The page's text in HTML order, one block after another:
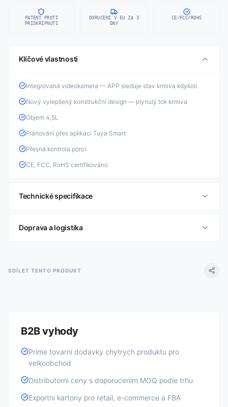
PATENT PROTI
PRISKRIPNUTI
DORUCENI V EU ZA 3
DNY
CE/FCC/ROHS
Klíčové vlastnosti
Integrovaná videokamera — APP sleduje stav krmiva kdykoli
Nový vylepšený konstrukční design — plynulý tok krmiva
Objem 4,5L
Plánování přes aplikaci Tuya Smart
Přesná kontrola porcí
CE, FCC, RoHS certifikováno
Technické specifikace
Doprava a logistika
SDÍLET TENTO PRODUKT
B2B vyhody
Prime tovarni dodavky chytrych produktu pro
velkoobchod
Distributorni ceny s doporucenim MOQ podle trhu
Exportni kartony pro retail, e-commerce a FBA